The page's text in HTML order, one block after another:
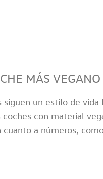
MÁS
siguen un estilo de
con material
cuanto a números,